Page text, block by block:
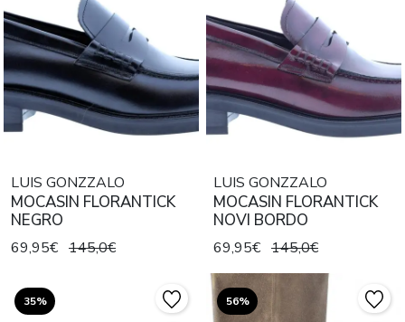
LUIS GONZZALO
MOCASIN FLORANTICK
NEGRO
69,95€ 145,0€
LUIS GONZZALO
MOCASIN FLORANTICK
NOVI BORDO
69,95€ 145,0€
35% 56%